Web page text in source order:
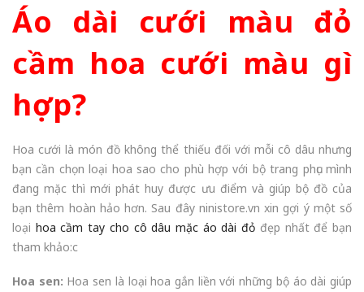
Áo dài cưới màu đỏ
cầm hoa cưới màu gì
hợp?
Hoa cưới là món đồ không thể thiếu đối với mỗi cô dâu nhưng
bạn cần chọn loại hoa sao cho phù hợp với bộ trang phục mình
đang mặc thì mới phát huy được ưu điểm và giúp bộ đồ của
bạn thêm hoàn hảo hơn. Sau đây ninistore.vn xin gợi ý một số
loại hoa cầm tay cho cô dâu mặc áo dài đỏ đẹp nhất để bạn
tham khảo:c
Hoa sen: Hoa sen là loại hoa gắn liền với những bộ áo dài giúp